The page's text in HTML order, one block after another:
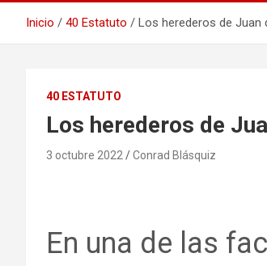
Inicio 40 Estatuto Los herederos de Juan
40 ESTATUTO
Los herederos de
3 octubre 2022 Conrad Blásquiz
En una de las